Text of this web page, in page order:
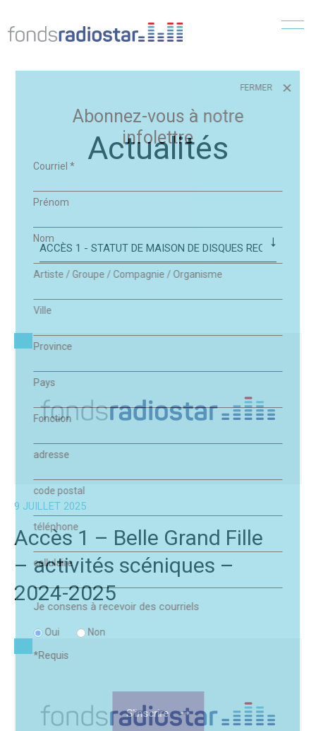
Menu
Actualités
9 JUILLET 2025
Accès 1 – Belle Grand Fille
– activités scéniques –
2024-2025
FERMER
Abonnez-vous à notre
infolettre
Courriel*
Prénom
Nom
Artiste / Groupe / Compagnie / Organisme
Ville
Province
Pays
Fonction
adresse
code postal
téléphone
cellulaire
Je consens à recevoir des courriels
Oui Non
*Requis